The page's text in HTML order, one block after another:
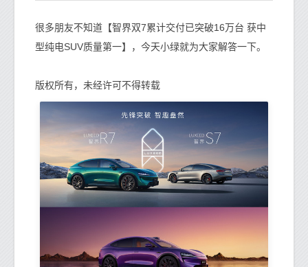
很多朋友不知道【智界双7累计交付已突破16万台 获中
型纯电SUV质量第一】，今天小绿就为大家解答一下。
版权所有，未经许可不得转载